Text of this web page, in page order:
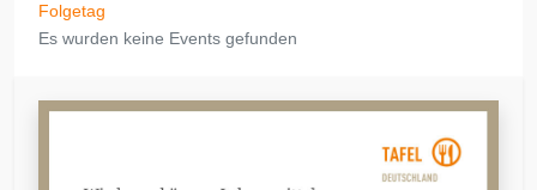
Folgetag
Es wurden keine Events gefunden